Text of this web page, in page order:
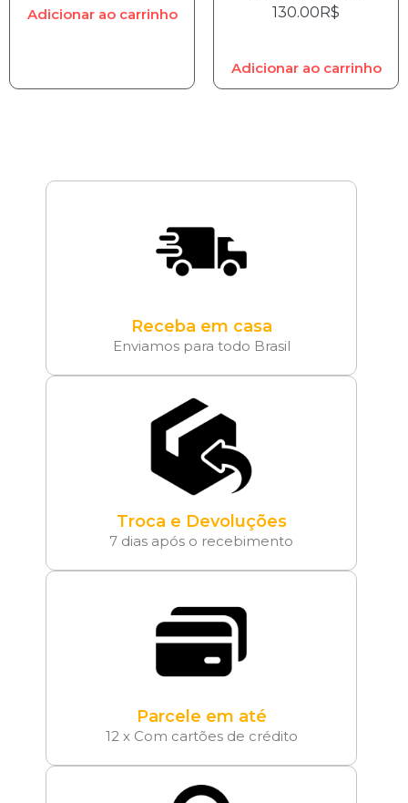
Adicionar ao carrinho
130.00R$
Adicionar ao carrinho
Receba em casa
Enviamos para todo Brasil
Troca e Devoluções
7 dias após o recebimento
Parcele em até
12 x Com cartões de crédito